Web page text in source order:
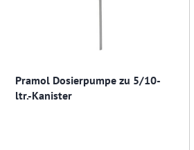
Pramol Dosierpumpe zu 5/10-
ltr.-Kanister